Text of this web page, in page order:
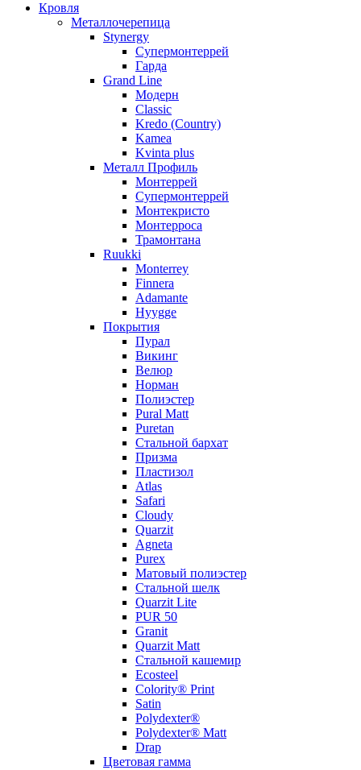
Кровля
Металлочерепица
Stynergy
Супермонтеррей
Гарда
Grand Line
Модерн
Classic
Kredo (Country)
Kamea
Kvinta plus
Металл Профиль
Монтеррей
Супермонтеррей
Монтекристо
Монтерроса
Трамонтана
Ruukki
Monterrey
Finnera
Adamante
Hyygge
Покрытия
Пурал
Викинг
Велюр
Норман
Полиэстер
Pural Matt
Puretan
Стальной бархат
Призма
Пластизол
Atlas
Safari
Cloudy
Quarzit
Agneta
Purex
Матовый полиэстер
Стальной шелк
Quarzit Lite
PUR 50
Granit
Quarzit Matt
Стальной кашемир
Ecosteel
Colority® Print
Satin
Polydexter®
Polydexter® Matt
Drap
Цветовая гамма